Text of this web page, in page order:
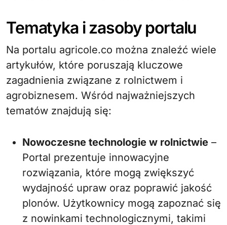
Tematyka i zasoby portalu
Na portalu agricole.co można znaleźć wiele
artykułów, które poruszają kluczowe
zagadnienia związane z rolnictwem i
agrobiznesem. Wśród najważniejszych
tematów znajdują się:
Nowoczesne technologie w rolnictwie –
Portal prezentuje innowacyjne
rozwiązania, które mogą zwiększyć
wydajność upraw oraz poprawić jakość
plonów. Użytkownicy mogą zapoznać się
z nowinkami technologicznymi, takimi